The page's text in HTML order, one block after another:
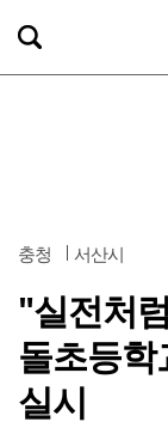
충청 서산시
"실전처
돌초등학
실시